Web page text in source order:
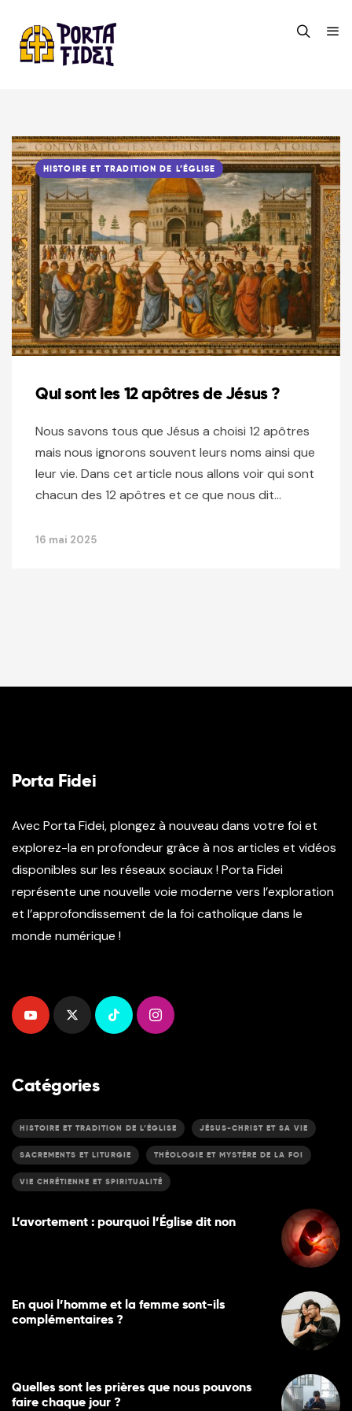
HISTOIRE ET TRADITION DE L’ÉGLISE
Qui sont les 12 apôtres de Jésus ?
Nous savons tous que Jésus a choisi 12 apôtres
mais nous ignorons souvent leurs noms ainsi que
leur vie. Dans cet article nous allons voir qui sont
chacun des 12 apôtres et ce que nous dit…
16 mai 2025
Porta Fidei
Avec Porta Fidei, plongez à nouveau dans votre foi et
explorez-la en profondeur grâce à nos articles et vidéos
disponibles sur les réseaux sociaux ! Porta Fidei
représente une nouvelle voie moderne vers l’exploration
et l’approfondissement de la foi catholique dans le
monde numérique !
Catégories
HISTOIRE ET TRADITION DE L’ÉGLISE JÉSUS-CHRIST ET SA VIE
SACREMENTS ET LITURGIE THÉOLOGIE ET MYSTÈRE DE LA FOI
VIE CHRÉTIENNE ET SPIRITUALITÉ
L’avortement : pourquoi l’Église dit non
En quoi l’homme et la femme sont-ils
complémentaires ?
Quelles sont les prières que nous pouvons
faire chaque jour ?